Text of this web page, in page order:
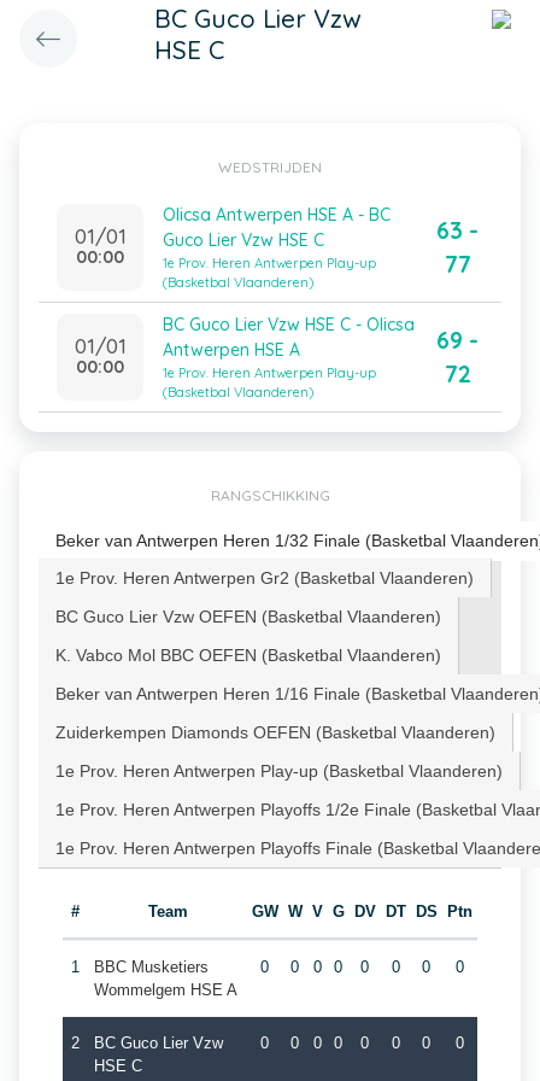
BC Guco Lier Vzw
HSE C
WEDSTRIJDEN
01/01
00:00
Olicsa Antwerpen HSE A - BC
Guco Lier Vzw HSE C
1e Prov. Heren Antwerpen Play-up
(Basketbal Vlaanderen)
63 -
77
01/01
00:00
BC Guco Lier Vzw HSE C - Olicsa
Antwerpen HSE A
1e Prov. Heren Antwerpen Play-up
(Basketbal Vlaanderen)
69 -
72
RANGSCHIKKING
Beker van Antwerpen Heren 1/32 Finale (Basketbal
1e Prov. Heren Antwerpen Gr2 (Basketbal Vlaanderen)
BC Guco Lier Vzw OEFEN (Basketbal Vlaanderen)
K. Vabco Mol BBC OEFEN (Basketbal Vlaanderen)
Beker van Antwerpen Heren 1/16 Finale (Basketbal
Zuiderkempen Diamonds OEFEN (Basketbal Vlaanderen)
1e Prov. Heren Antwerpen Play-up (Basketbal Vlaanderen)
1e Prov. Heren Antwerpen Playoffs 1/2e Finale (Basketbal
1e Prov. Heren Antwerpen Playoffs Finale (Basketbal
# Team GW W V G DV DT DS Ptn
1
BBC Musketiers
Wommelgem HSE A
0 0 0 0 0 0 0 0
2
BC Guco Lier Vzw
HSE C
0 0 0 0 0 0 0 0